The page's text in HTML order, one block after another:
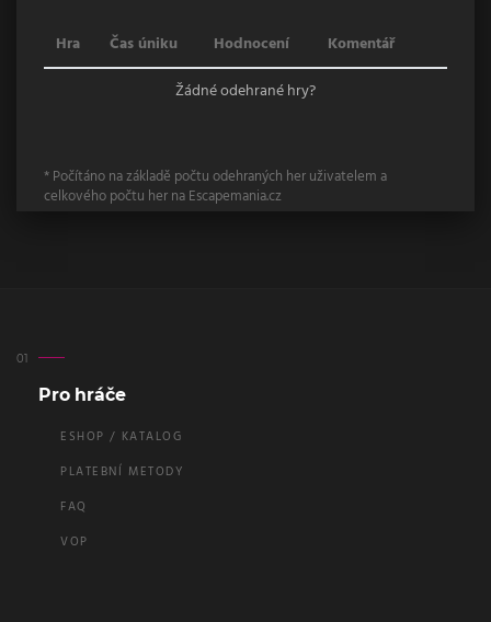
Hra Čas úniku Hodnocení
Komentář
Žádné odehrané hry?
* Počítáno na základě počtu odehraných her uživatelem a
celkového počtu her na Escapemania.cz
Pro hráče
ESHOP / KATALOG
PLATEBNÍ METODY
FAQ
VOP